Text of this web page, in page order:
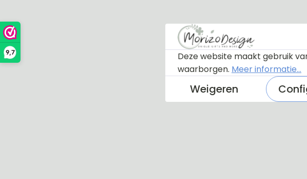
9,7
Deze website maakt gebruik
waarborgen. Meer informatie...
Weigeren